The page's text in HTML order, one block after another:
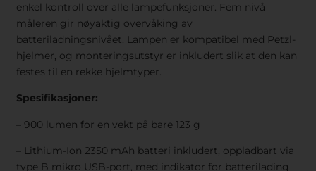
enkel kontroll over alle lampefunksjoner. Fem nivå
måleren gir nøyaktig overvåking av
batteriladningsnivået. Lampen er kompatibel med Petzl-
hjelmer, og monteringsutstyr er inkludert slik at den kan
festes til en rekke hjelmtyper.
Spesifikasjoner:
– 900 lumen for en vekt på bare 123 g
– Lithium-Ion 2350 mAh batteri inkludert, oppladbart via
type B mikro USB-port, med indikator for batterilading